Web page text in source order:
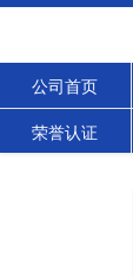
公司首页
荣誉认证